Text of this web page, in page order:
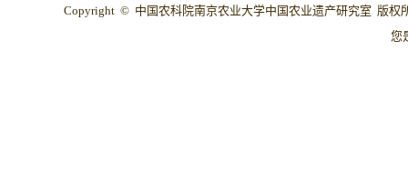
Copyright © 中国农科院南京农业大学中国农业遗产研究室 版权
您